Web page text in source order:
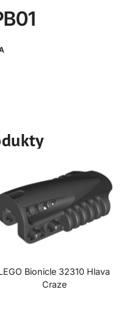
Bionicle 32310 Hlava
Craze